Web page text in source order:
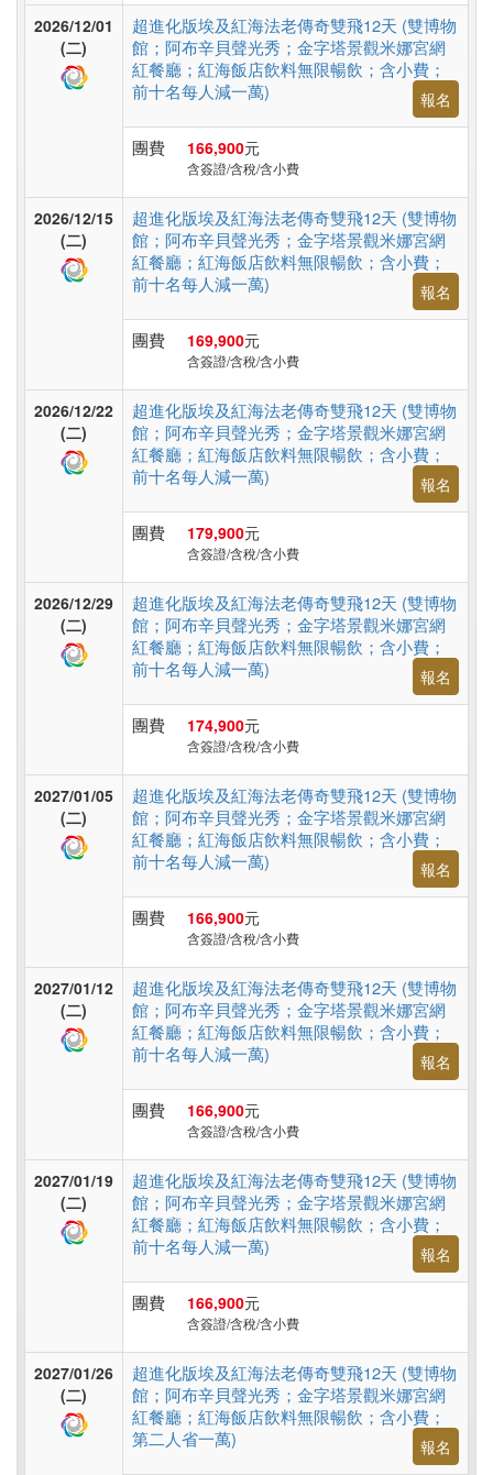
高
輪
旅
遊
2026/12/01
(二)
超進化版埃及紅海法老傳奇雙飛12天 (雙博物
館；阿布辛貝聲光秀；金字塔景觀米娜宮網
紅餐廳；紅海飯店飲料無限暢飲；含小費；
前十名每人減一萬)
報名
團費 166,900元
含簽證/含稅/含小費
2026/12/15
(二)
超進化版埃及紅海法老傳奇雙飛12天 (雙博物
館；阿布辛貝聲光秀；金字塔景觀米娜宮網
紅餐廳；紅海飯店飲料無限暢飲；含小費；
前十名每人減一萬)
報名
團費 169,900元
含簽證/含稅/含小費
2026/12/22
(二)
超進化版埃及紅海法老傳奇雙飛12天 (雙博物
館；阿布辛貝聲光秀；金字塔景觀米娜宮網
紅餐廳；紅海飯店飲料無限暢飲；含小費；
前十名每人減一萬)
報名
團費 179,900元
含簽證/含稅/含小費
2026/12/29
(二)
超進化版埃及紅海法老傳奇雙飛12天 (雙博物
館；阿布辛貝聲光秀；金字塔景觀米娜宮網
紅餐廳；紅海飯店飲料無限暢飲；含小費；
前十名每人減一萬)
報名
團費 174,900元
含簽證/含稅/含小費
2027/01/05
(二)
超進化版埃及紅海法老傳奇雙飛12天 (雙博物
館；阿布辛貝聲光秀；金字塔景觀米娜宮網
紅餐廳；紅海飯店飲料無限暢飲；含小費；
前十名每人減一萬)
報名
團費 166,900元
含簽證/含稅/含小費
2027/01/12
(二)
超進化版埃及紅海法老傳奇雙飛12天 (雙博物
館；阿布辛貝聲光秀；金字塔景觀米娜宮網
紅餐廳；紅海飯店飲料無限暢飲；含小費；
前十名每人減一萬)
報名
團費 166,900元
含簽證/含稅/含小費
2027/01/19
(二)
超進化版埃及紅海法老傳奇雙飛12天 (雙博物
館；阿布辛貝聲光秀；金字塔景觀米娜宮網
紅餐廳；紅海飯店飲料無限暢飲；含小費；
前十名每人減一萬)
報名
團費 166,900元
含簽證/含稅/含小費
2027/01/26
(二)
超進化版埃及紅海法老傳奇雙飛12天 (雙博物
館；阿布辛貝聲光秀；金字塔景觀米娜宮網
紅餐廳；紅海飯店飲料無限暢飲；含小費；
第二人省一萬)
報名